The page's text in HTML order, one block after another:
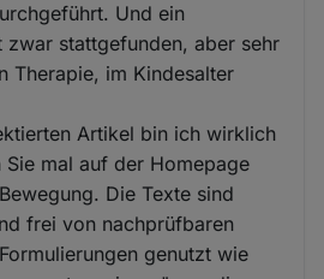
Und ein
zwar stattgefunden, aber sehr
Therapie, im Kindesalter
Artikel bin ich wirklich
Sie mal auf der Homepage
Die Texte sind
frei von nachprüfbaren
genutzt wie